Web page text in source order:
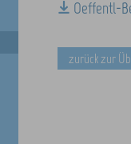
Oeffentl-
zurück zur